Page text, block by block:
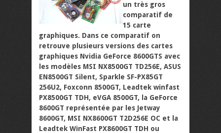
un très gros
comparatif de
15 carte
graphiques. Dans ce comparatif on
retrouve plusieurs versions des cartes
graphiques Nvidia GeForce 8600GTS avec
les modèles MSI NX8500GT TD256E, ASUS
EN8500GT Silent, Sparkle SF-PX85GT
256U2, Foxconn 8500GT, Leadtek winfast
PX8500GT TDH, eVGA 8500GT, la GeForce
8600GT représentée par les Jetway
8600GT, MSI NX8600GT T2D256E OC et la
Leadtek WinFast PX8600GT TDH ou